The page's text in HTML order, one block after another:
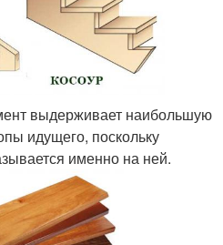
выдерживает наибольшую
идущего, поскольку
именно на ней.